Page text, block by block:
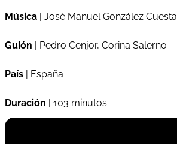
Música | José Manuel González Cuesta
Guión | Pedro Cenjor, Corina Salerno
País | España
Duración | 103 minutos